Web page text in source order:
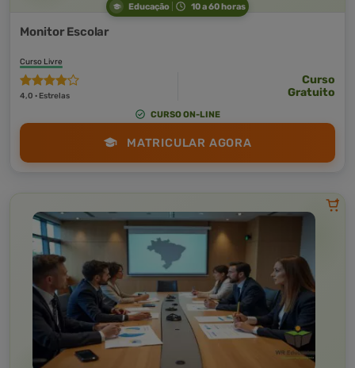
Educação 10 a 60 horas
Monitor Escolar
Curso Livre
4,0 · Estrelas
Curso
Gratuito
CURSO ON-LINE
MATRICULAR AGORA